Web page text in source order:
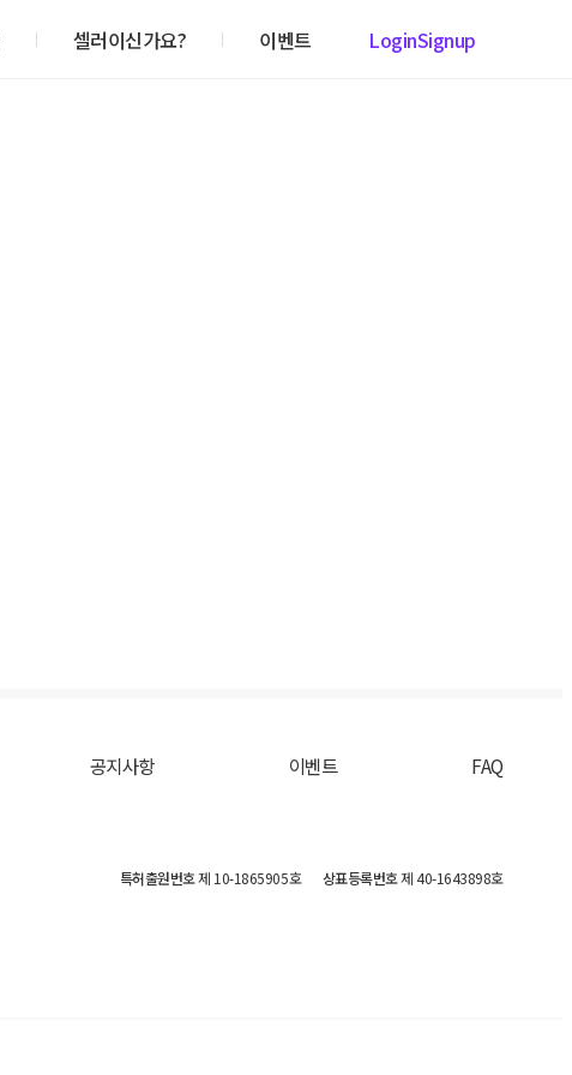
셀러이신가요? 이벤트 LoginSignup
공지사항 이벤트 FAQ
특허출원번호제 10-1865905호 상표등록번호제 40-1643898호